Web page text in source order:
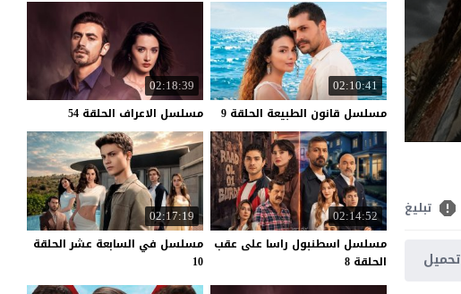
تبليغ
تحميل
02:10:41
مسلسل قانون الطبيعة الحلقة 9
02:18:39
مسلسل الاعراف الحلقة 54
02:14:52
مسلسل اسطنبول راسا على عقب
الحلقة 8
02:17:19
مسلسل في السابعة عشر الحلقة
10